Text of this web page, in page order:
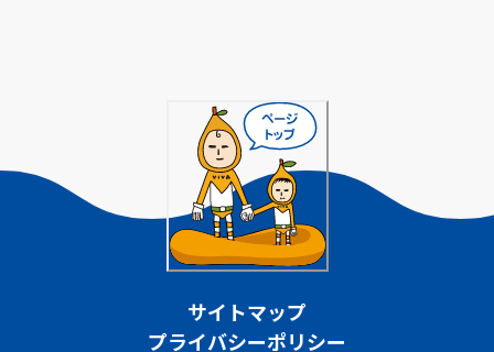
サイトマップ
プライバシーポリシー